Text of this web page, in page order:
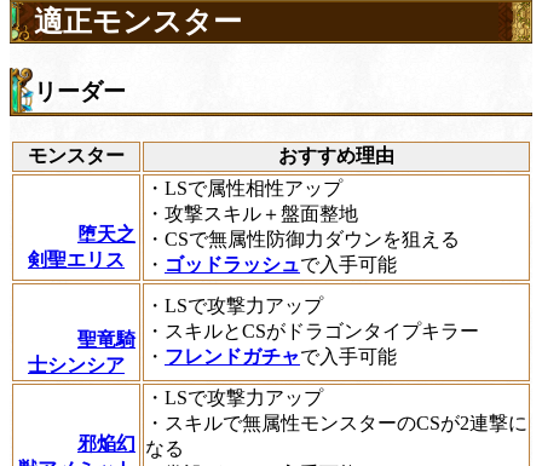
適正モンスター
リーダー
モンスター おすすめ理由
堕天之
剣聖エリス
・LSで属性相性アップ
・攻撃スキル＋盤面整地
・CSで無属性防御力ダウンを狙える
・ ゴッドラッシュで入手可能
聖竜騎
士シンシア
・LSで攻撃力アップ
・スキルとCSがドラゴンタイプキラー
・ フレンドガチャで入手可能
邪焔幻
・LSで攻撃力アップ
・スキルで無属性モンスターのCSが2連撃に
なる